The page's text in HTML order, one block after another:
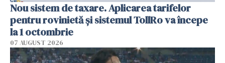
Nou sistem de taxare. Aplicarea tarifelor
pentru rovinietă şi sistemul TollRo va începe
la 1 octombrie
07 AUGUST 2026